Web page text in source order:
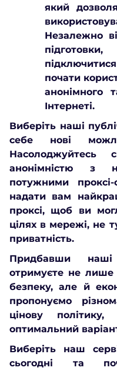
який
Незалежно
почати
анонімного
Інтернеті.
Виберіть наші
себе нові
Насолоджуйтесь
анонімністю з
потужними
надати вам
проксі, щоб ви
цілях в мережі, не
приватність.
Придбавши
отримуєте не лише
безпеку, але й
пропонуємо
цінову
оптимальний
Виберіть наш
сьогодні та